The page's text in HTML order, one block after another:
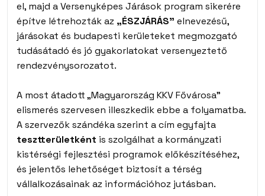
el, majd a Versenyképes Járások program sikerére
építve létrehozták az „ÉSZJÁRÁS” elnevezésű,
járásokat és budapesti kerületeket megmozgató
tudásátadó és jó gyakorlatokat versenyeztető
rendezvénysorozatot.
A most átadott „Magyarország KKV Fővárosa”
elismerés szervesen illeszkedik ebbe a folyamatba.
A szervezők szándéka szerint a cím egyfajta
tesztterületként is szolgálhat a kormányzati
kistérségi fejlesztési programok előkészítéséhez,
és jelentős lehetőséget biztosít a térség
vállalkozásainak az információhoz jutásban.